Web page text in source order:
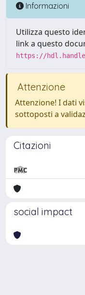
Informazioni
Utilizza questo
link a questo
https://
Attenzione
Attenzione! I dati
sottoposti a
Citazioni
social impact